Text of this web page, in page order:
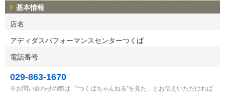
基本情報
店名
アディダスパフォーマンスセンターつくば
電話番号
029-863-1670
お問い合わせの際は「“つくばちゃんねる”を見た」とお伝えいただければ